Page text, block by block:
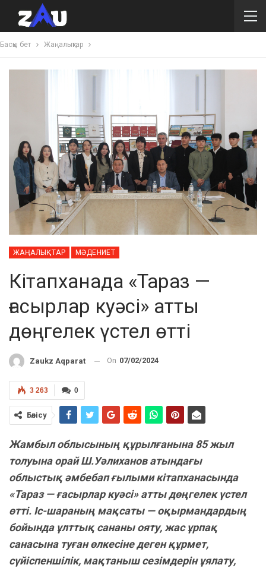
Басқы бет Жаңалықтар
ЖАҢАЛЫҚТАР МӘДЕНИЕТ
Кітапханада «Тараз —
ғасырлар куәсі» атты
дөңгелек үстел өтті
Zaukz Aqparat On 07/02/2024
0
3 263
Бөлісу
Жамбыл облысының құрылғанына 85 жыл
толуына орай Ш.Уәлиханов атындағы
облыстық әмбебап ғылыми кітапханасында
«Тараз — ғасырлар куәсі» атты дөңгелек үстел
өтті. Іс-шараның мақсаты — оқырмандардың
бойында ұлттық сананы ояту, жас ұрпақ
санасына туған өлкесіне деген құрмет,
сүйіспеншілік, мақтаныш сезімдерін ұялату,